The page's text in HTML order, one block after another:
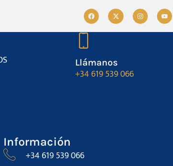
Llámanos
+34 619 539 066
Información
+34 619 539 066